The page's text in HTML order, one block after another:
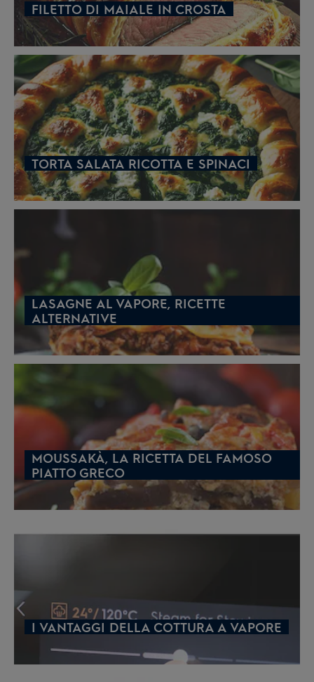
FILETTO DI MAIALE IN CROSTA
TORTA SALATA RICOTTA E SPINACI
LASAGNE AL VAPORE, RICETTE
ALTERNATIVE
MOUSSAKÀ, LA RICETTA DEL FAMOSO
PIATTO GRECO
I VANTAGGI DELLA COTTURA A VAPORE